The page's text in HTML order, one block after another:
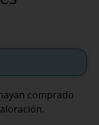
comprado